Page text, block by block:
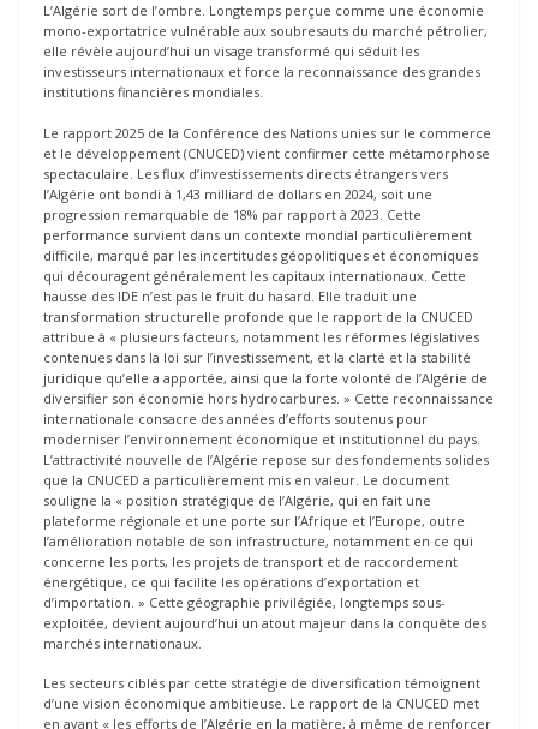
L’Algérie sort de l’ombre. Longtemps perçue comme une économie
mono-exportatrice vulnérable aux soubresauts du marché pétrolier,
elle révèle aujourd’hui un visage transformé qui séduit les
investisseurs internationaux et force la reconnaissance des grandes
institutions financières mondiales.
Le rapport 2025 de la Conférence des Nations unies sur le commerce
et le développement (CNUCED) vient confirmer cette métamorphose
spectaculaire. Les flux d’investissements directs étrangers vers
l’Algérie ont bondi à 1,43 milliard de dollars en 2024, soit une
progression remarquable de 18% par rapport à 2023. Cette
performance survient dans un contexte mondial particulièrement
difficile, marqué par les incertitudes géopolitiques et économiques
qui découragent généralement les capitaux internationaux. Cette
hausse des IDE n’est pas le fruit du hasard. Elle traduit une
transformation structurelle profonde que le rapport de la CNUCED
attribue à « plusieurs facteurs, notamment les réformes législatives
contenues dans la loi sur l’investissement, et la clarté et la stabilité
juridique qu’elle a apportée, ainsi que la forte volonté de l’Algérie de
diversifier son économie hors hydrocarbures. » Cette reconnaissance
internationale consacre des années d’efforts soutenus pour
moderniser l’environnement économique et institutionnel du pays.
L’attractivité nouvelle de l’Algérie repose sur des fondements solides
que la CNUCED a particulièrement mis en valeur. Le document
souligne la « position stratégique de l’Algérie, qui en fait une
plateforme régionale et une porte sur l’Afrique et l’Europe, outre
l’amélioration notable de son infrastructure, notamment en ce qui
concerne les ports, les projets de transport et de raccordement
énergétique, ce qui facilite les opérations d’exportation et
d’importation. » Cette géographie privilégiée, longtemps sous-
exploitée, devient aujourd’hui un atout majeur dans la conquête des
marchés internationaux.
Les secteurs ciblés par cette stratégie de diversification témoignent
d’une vision économique ambitieuse. Le rapport de la CNUCED met
en avant « les efforts de l’Algérie en la matière, à même de renforcer